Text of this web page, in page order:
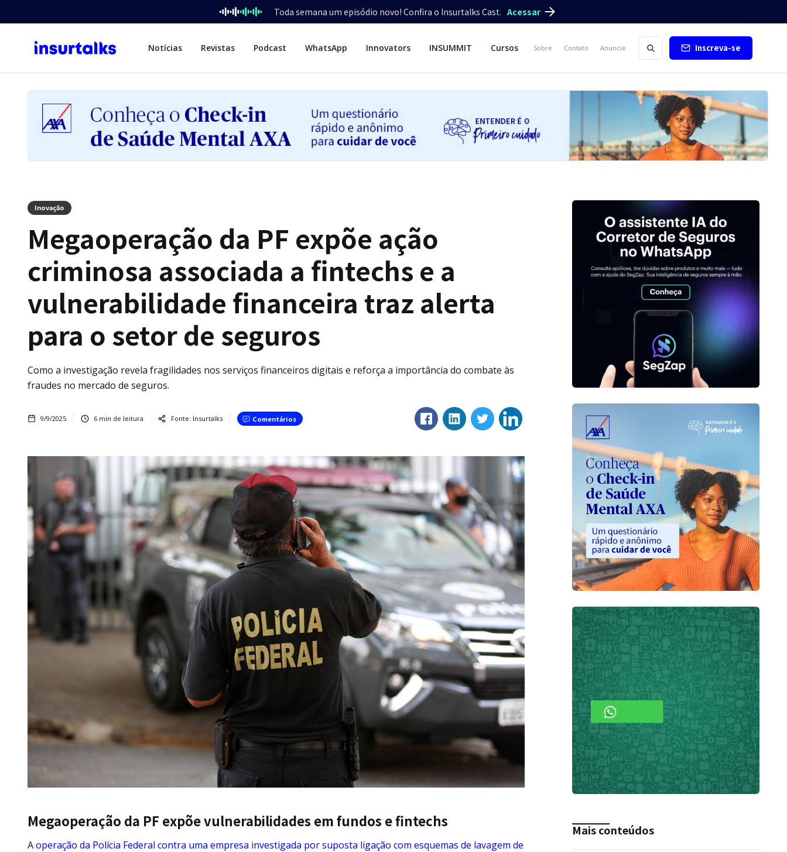
Toda semana um episódio novo! Confira o Insurtalks Cast. Acessar
Notícias Revistas Podcast WhatsApp Innovators INSUMMIT Cursos Sobre Contato Anuncie Inscreva-se
Inovação
Megaoperação da PF expõe ação
criminosa associada a fintechs e a
vulnerabilidade financeira traz alerta
para o setor de seguros
Como a investigação revela fragilidades nos serviços financeiros digitais e reforça a importância do combate às
fraudes no mercado de seguros.
9/9/2025 6 min de leitura Fonte: Insurtalks Comentários
Megaoperação da PF expõe vulnerabilidades em fundos e fintechs
Aoperação da Polícia Federal contra uma empresa investigada por suposta ligação com esquemas de lavagem de
Mais conteúdos